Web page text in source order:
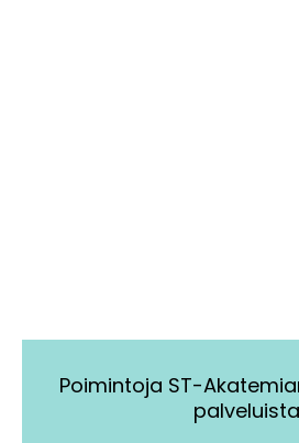
Poimintoja ST-
palveluista